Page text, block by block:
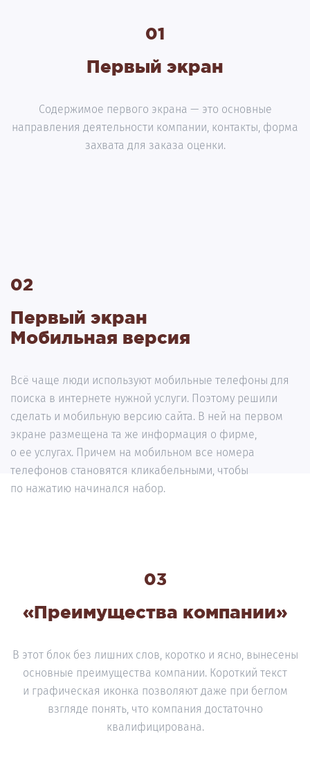
01
Первый экран
Содержимое первого экрана — это основные
направления деятельности компании, контакты, форма
захвата для заказа оценки.
02
Первый экран
Мобильная версия
Всё чаще люди используют мобильные телефоны для
поиска в интернете нужной услуги. Поэтому решили
сделать и мобильную версию сайта. В ней на первом
экране размещена та же информация о фирме,
о ее услугах. Причем на мобильном все номера
телефонов становятся кликабельными, чтобы
по нажатию начинался набор.
03
«Преимущества компании»
В этот блок без лишних слов, коротко и ясно, вынесены
основные преимущества компании. Короткий текст
и графическая иконка позволяют даже при беглом
взгляде понять, что компания достаточно
квалифицирована.